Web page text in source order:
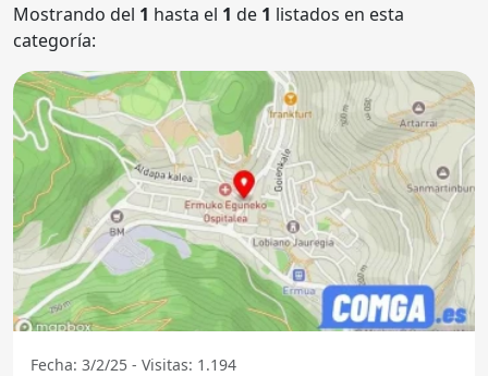
Mostrando del 1 hasta el 1 de 1 listados en esta
categoría:
Fecha: 3/2/25 - Visitas: 1.194